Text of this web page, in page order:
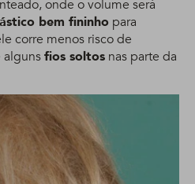
onde o volume será
bem fininho para
corre menos risco de
algunsfios soltos nas parte da